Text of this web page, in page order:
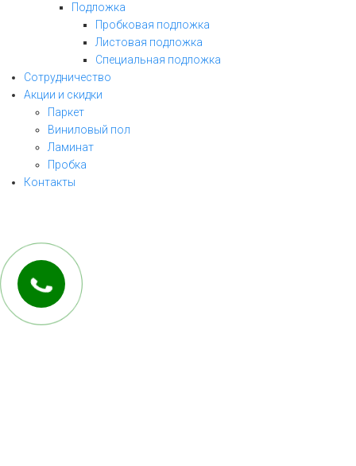
Подложка
Пробковая подложка
Листовая подложка
Специальная подложка
Сотрудничество
Акции и скидки
Паркет
Виниловый пол
Ламинат
Пробка
Контакты
заполните форму и мы свяжемся с Вами